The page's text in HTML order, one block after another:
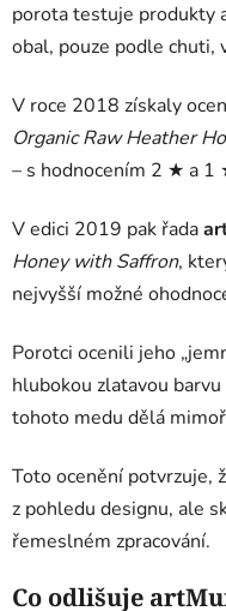
porota testuje produkty
obal, pouze podle chuti,
V roce 2018 získaly
Organic Raw Heather
– s hodnocením 2 ★ a 1
V edici 2019 pak řada
Honey with Saffron,
nejvyšší možné
Porotci ocenili jeho
hlubokou zlatavou
tohoto medu dělá
Toto ocenění potvrzuje,
z pohledu designu, ale
řemeslném zpracování.
Co odlišuje